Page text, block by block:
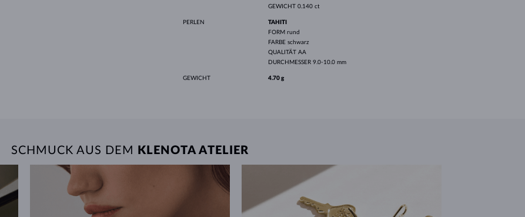
GEWICHT 0.140 ct
PERLEN
TAHITI
FORM rund
FARBE schwarz
QUALITÄT AA
DURCHMESSER 9.0-10.0 mm
GEWICHT 4.70 g
SCHMUCK AUS DEM KLENOTA ATELIER